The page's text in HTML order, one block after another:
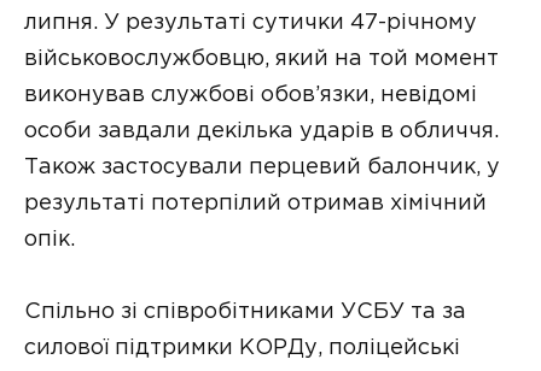
липня. У результаті сутички 47-річному
військовослужбовцю, який на той момент
виконував службові обов’язки, невідомі
особи завдали декілька ударів в обличчя.
Також застосували перцевий балончик, у
результаті потерпілий отримав хімічний
опік.
Спільно зі співробітниками УСБУ та за
силової підтримки КОРДу, поліцейські